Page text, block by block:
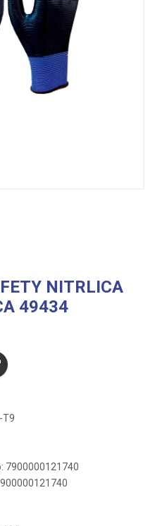
NITRLICA
49434
T9
7900000121740